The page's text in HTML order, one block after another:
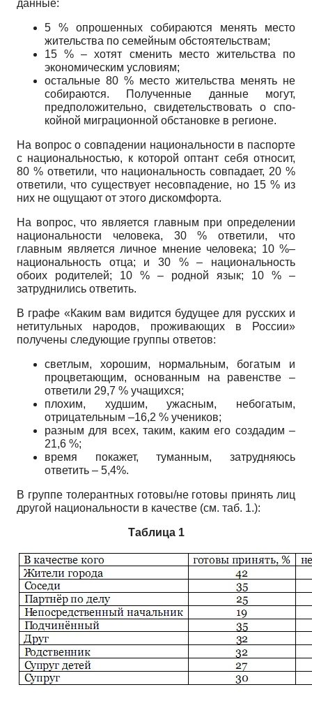
данные:
5 % опрошенных собираются менять место
жительства по семейным обстоятельствам;
15 % – хотят сменить место жительства по
экономическим условиям;
остальные 80 % место жительства менять не
собираются. Полученные данные могут,
предположительно, свидетельствовать о спо­
койной миграционной обстановке в регионе.
На вопрос о совпадении национальности в паспорте
с национальностью, к которой оптант себя относит,
80 % ответили, что национальность совпадает, 20 %
ответили, что существует несовпадение, но 15 % из
них не ощущают от это­го дискомфорта.
На вопрос, что является главным при определении
национальности че­ловека, 30 % ответили, что
главным является личное мнение человека; 10 %–
национальность отца; и 30 % – национальность
обоих родителей; 10 % – родной язык; 10 % –
затруднились ответить.
В графе «Каким вам видится будущее для русских и
нетитульных наро­дов, проживающих в России»
получены следующие группы ответов:
светлым, хорошим, нормальным, богатым и
процветающим, основанным на равенстве –
ответили 29,7 % учащихся;
плохим, худшим, ужасным, небогатым,
отрицательным –16,2 % учени­ков;
разным для всех, таким, каким его создадим –
21,6 %;
время покажет, туманным, затрудняюсь
ответить – 5,4%.
В группе толерантных готовы/не готовы принять лиц
другой националь­ности в качестве (см. таб. 1.):
Таблица 1